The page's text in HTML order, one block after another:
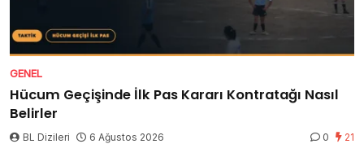
GENEL
Hücum Geçişinde İlk Pas Kararı Kontratağı Nasıl
Belirler
BL Dizileri 6 Ağustos 2026 0 21